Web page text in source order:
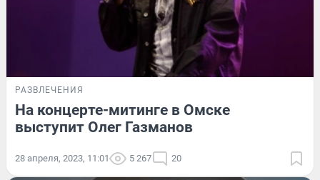
РАЗВЛЕЧЕНИЯ
На концерте-митинге в Омске
выступит Олег Газманов
28 апреля, 2023, 11:01 5 267 20